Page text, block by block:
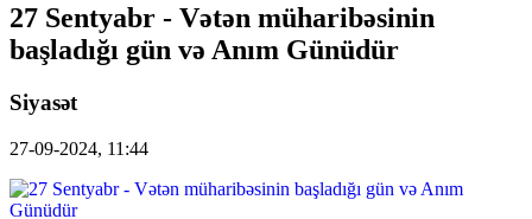
27 Sentyabr - Vətən müharibəsinin
başladığı gün və Anım Günüdür
Siyasət
27-09-2024, 11:44